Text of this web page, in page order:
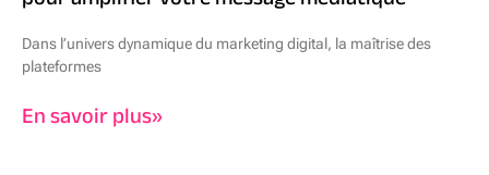
Dans l’univers dynamique du marketing digital, la maîtrise des
plateformes
En savoir plus»